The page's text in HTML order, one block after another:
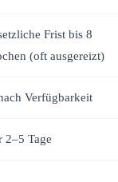
Frist bis 8
(oft ausgereizt)
Verfügbarkeit
2–5 Tage